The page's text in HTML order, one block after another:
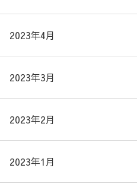
2023年4月
2023年3月
2023年2月
2023年1月